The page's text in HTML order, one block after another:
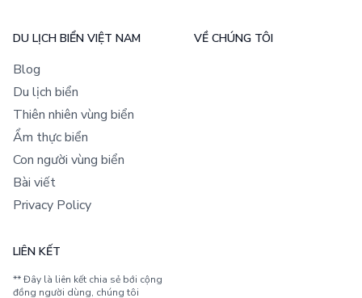
DU LỊCH BIỂN VIỆT NAM
Blog
Du lịch biển
Thiên nhiên vùng biển
Ẩm thực biển
Con người vùng biển
Bài viết
Privacy Policy
VỀ CHÚNG TÔI
LIÊN KẾT
** Đây là liên kết chia sẻ bới cộng
đồng người dùng, chúng tôi